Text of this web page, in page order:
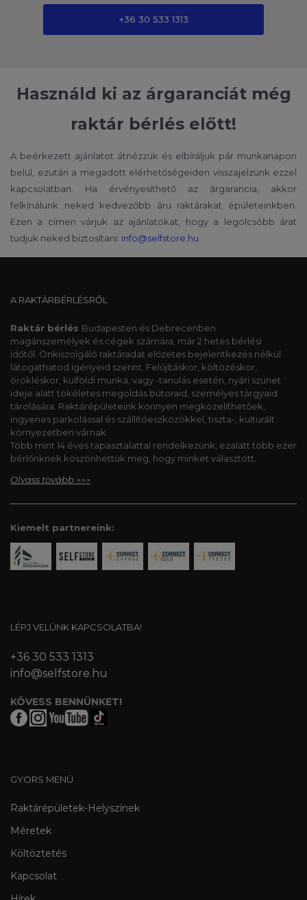
+36 30 533 1313
Használd ki az árgaranciát még
raktár bérlés előtt!
A beérkezett ajánlatot átnézzük és elbíráljuk pár munkanapon
belül, ezután a megadott elérhetőségeiden visszajelzünk ezzel
kapcsolatban. Ha érvényesíthető az árgarancia, akkor
felkínálunk neked kedvezőbb áru raktárakat épületeinkben.
Ezen a címen várjuk az ajánlatokat, hogy a legolcsóbb árat
tudjuk neked biztosítani: info@selfstore.hu
A RAKTÁRBÉRLÉSRŐL
Raktár bérlés Budapesten és Debrecenben
magánszemélyek és cégek számára, már 2 hetes bérlési
időtől. Önkiszolgáló raktáradat előzetes bejelentkezés nélkül
látogathatod igényeid szerint. Felújításkor, költözéskor,
örökléskor, külföldi munka, vagy -tanulás esetén, nyári szünet
ideje alatt tökéletes megoldás bútoraid, személyes tárgyaid
tárolására. Raktárépületeink könnyen megközelíthetőek,
ingyenes parkolással és szállítóeszközökkel, tiszta-, kulturált
környezetben várnak.
Több mint 14 éves tapasztalattal rendelkezünk, ezalatt több ezer
bérlőnknek köszönhettük meg, hogy minket választott.
Olvass tovább >>>
Kiemelt partnereink:
LÉPJ VELÜNK KAPCSOLATBA!
+36 30 533 1313
info@selfstore.hu
KÖVESS BENNÜNKET!
GYORS MENÜ
Raktárépületek-Helyszínek
Méretek
Költöztetés
Kapcsolat